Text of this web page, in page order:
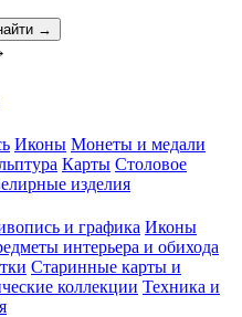
→
Иконы Монеты и медали
Карты Столовое
изделия
и графика Иконы
интерьера и обихода
Старинные карты и
коллекции Техника и